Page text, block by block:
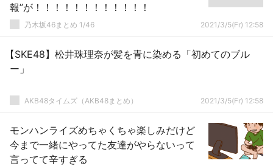
報”が！！！！！！！！！！！！
乃木坂46まとめ 1/46 2021/3/5(Fr) 12:58
【SKE48】松井珠理奈が髪を青に染める「初めてのブル
ー」
AKB48タイムズ（AKB48まとめ） 2021/3/5(Fr) 12:58
モンハンライズめちゃくちゃ楽しみだけど
今まで一緒にやってた友達がやらないって
言ってて辛すぎる